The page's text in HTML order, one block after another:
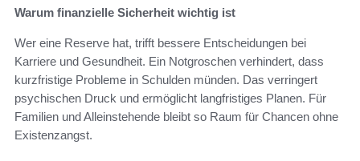
Warum finanzielle Sicherheit wichtig ist
Wer eine Reserve hat, trifft bessere Entscheidungen bei
Karriere und Gesundheit. Ein Notgroschen verhindert, dass
kurzfristige Probleme in Schulden münden. Das verringert
psychischen Druck und ermöglicht langfristiges Planen. Für
Familien und Alleinstehende bleibt so Raum für Chancen ohne
Existenzangst.